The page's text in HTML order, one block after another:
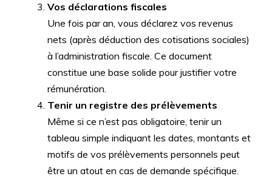
Vos déclarations fiscales
Une fois par an, vous déclarez vos revenus
nets (après déduction des cotisations sociales)
à l’administration fiscale. Ce document
constitue une base solide pour justifier votre
rémunération.
Tenir un registre des prélèvements
Même si ce n’est pas obligatoire, tenir un
tableau simple indiquant les dates, montants et
motifs de vos prélèvements personnels peut
être un atout en cas de demande spécifique.